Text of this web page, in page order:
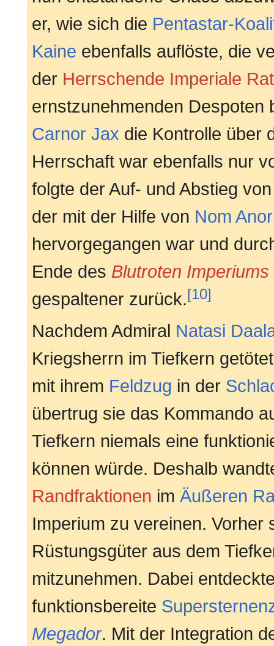
er, wie sich die Pentastar-
Kaine ebenfalls auflöste, die
der Herrschende Imperiale Rat
ernstzunehmenden
Carnor Jax die Kontrolle über
Herrschaft war ebenfalls nur
folgte der Auf- und Abstieg
der mit der Hilfe von Nom Anor
hervorgegangen war und
Ende des Blutroten Imperiums
gespaltener zurück.[10]
Nachdem Admiral Natasi
Kriegsherrn im Tiefkern
mit ihrem Feldzug in der
übertrug sie das Kommando
Tiefkern niemals eine
können würde. Deshalb
Randfraktionen im Äußeren
Imperium zu vereinen. Vorher
Rüstungsgüter aus dem
mitzunehmen. Dabei
funktionsbereite
Megador. Mit der Integration